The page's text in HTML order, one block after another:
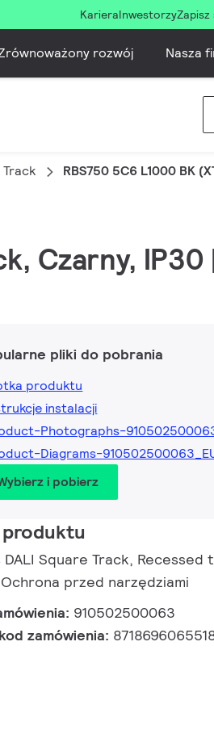
KarieraInwestorzy
rozwój Nasza
Track RBS750 5C6 L1000 BK
Czarny, IP30
pliki do pobrania
produktu
instalacji
Photographs-
Diagrams-
i pobierz
produktu
DALI Square Track, Recessed
przed narzędziami
910502500063
zamówienia: